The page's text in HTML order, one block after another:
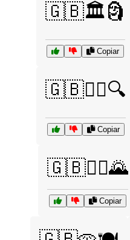
🇬🇧🏛️🗿
Copiar
🇬🇧🕵️‍♂️🔍
Copiar
🇬🇧🚴‍♂️🌄
Copiar